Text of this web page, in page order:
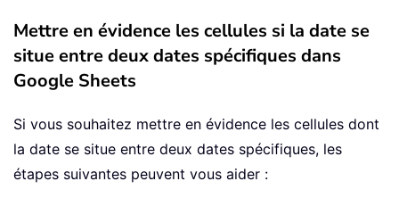
Mettre en évidence les cellules si la date se
situe entre deux dates spécifiques dans
Google Sheets
Si vous souhaitez mettre en évidence les cellules dont
la date se situe entre deux dates spécifiques, les
étapes suivantes peuvent vous aider :